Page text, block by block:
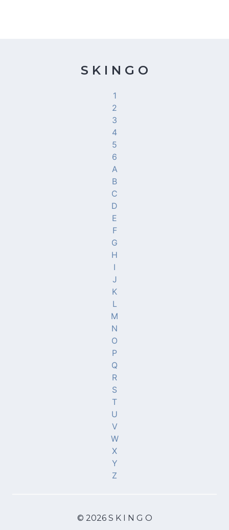
S K I N G O
1
2
3
4
5
6
A
B
C
D
E
F
G
H
I
J
K
L
M
N
O
P
Q
R
S
T
U
V
W
X
Y
Z
© 2026 S K I N G O